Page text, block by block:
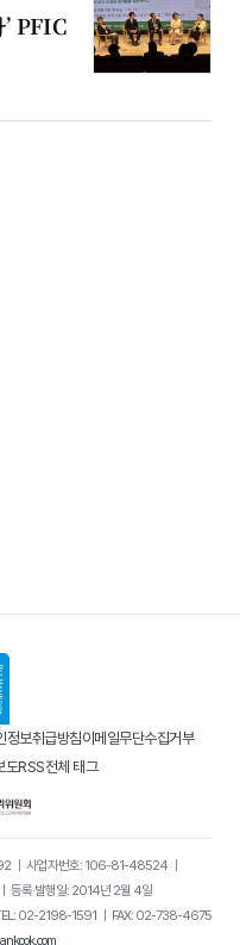
PFIC
정보취급방침이메일무단수집거부
도RSS전체 태그
｜ 사업자번호: 106-81-48524｜
등록·발행일: 2014년 2월 4일
02-2198-1591
FAX: 02-738-4675